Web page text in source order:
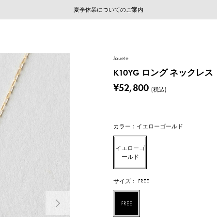
採用のご案内
ご注文いただいたお品物のお届け状況について
夏季休業についてのご案内
WEB LIMITED ITEMS >>
採用のご案内
ご注文いただいたお品物のお届け状況について
Jouete
K10YG ロング ネックレス
¥52,800 (税込)
カラー：イエローゴールド
イエローゴ
ールド
サイズ： FREE
FREE